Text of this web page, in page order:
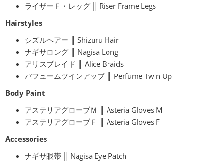
ライザーＦ・レッグ ║ Riser Frame Legs
Hairstyles
シズルヘアー ║ Shizuru Hair
ナギサロング ║ Nagisa Long
アリスブレイド ║ Alice Braids
パフュームツインアップ ║ Perfume Twin Up
Body Paint
アステリアグローブＭ ║ Asteria Gloves M
アステリアグローブＦ ║ Asteria Gloves F
Accessories
ナギサ眼帯 ║ Nagisa Eye Patch